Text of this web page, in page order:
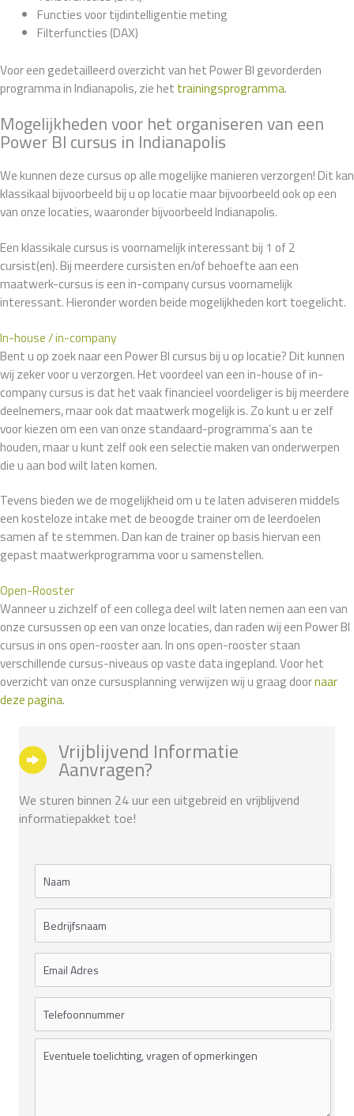
Functies voor tijdintelligentie meting
Filterfuncties (DAX)
Voor een gedetailleerd overzicht van het Power BI gevorderden
programma in Indianapolis, zie het trainingsprogramma.
Mogelijkheden voor het organiseren van een
Power BI cursus in Indianapolis
We kunnen deze cursus op alle mogelijke manieren verzorgen! Dit kan
klassikaal bijvoorbeeld bij u op locatie maar bijvoorbeeld ook op een
van onze locaties, waaronder bijvoorbeeld Indianapolis.
Een klassikale cursus is voornamelijk interessant bij 1 of 2
cursist(en). Bij meerdere cursisten en/of behoefte aan een
maatwerk-cursus is een in-company cursus voornamelijk
interessant. Hieronder worden beide mogelijkheden kort toegelicht.
In-house / in-company
Bent u op zoek naar een Power BI cursus bij u op locatie? Dit kunnen
wij zeker voor u verzorgen. Het voordeel van een in-house of in-
company cursus is dat het vaak financieel voordeliger is bij meerdere
deelnemers, maar ook dat maatwerk mogelijk is. Zo kunt u er zelf
voor kiezen om een van onze standaard-programma’s aan te
houden, maar u kunt zelf ook een selectie maken van onderwerpen
die u aan bod wilt laten komen.
Tevens bieden we de mogelijkheid om u te laten adviseren middels
een kosteloze intake met de beoogde trainer om de leerdoelen
samen af te stemmen. Dan kan de trainer op basis hiervan een
gepast maatwerkprogramma voor u samenstellen.
Open-Rooster
Wanneer u zichzelf of een collega deel wilt laten nemen aan een van
onze cursussen op een van onze locaties, dan raden wij een Power BI
cursus in ons open-rooster aan. In ons open-rooster staan
verschillende cursus-niveaus op vaste data ingepland. Voor het
overzicht van onze cursusplanning verwijzen wij u graag doornaar
deze pagina.
Vrijblijvend Informatie
Aanvragen?
We sturen binnen 24 uur een uitgebreid en vrijblijvend
informatiepakket toe!